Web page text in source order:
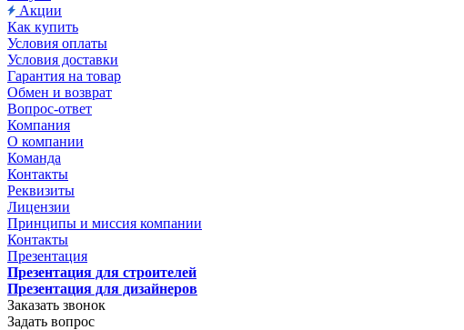
Акции
Как купить
Условия оплаты
Условия доставки
Гарантия на товар
Обмен и возврат
Вопрос-ответ
Компания
О компании
Команда
Контакты
Реквизиты
Лицензии
Принципы и миссия компании
Контакты
Презентация
Презентация для строителей
Презентация для дизайнеров
Заказать звонок
Задать вопрос